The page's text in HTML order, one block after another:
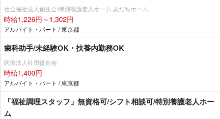
社会福祉法人創生会/特別養護老人ホーム あだちホーム
時給1,226円～1,302円
アルバイト・パート / 東京都
歯科助手/未経験OK・扶養内勤務OK
医療法人社団優進会
時給1,400円
アルバイト・パート / 東京都
「福祉調理スタッフ」無資格可/シフト相談可/特別養護老人ホー
ム